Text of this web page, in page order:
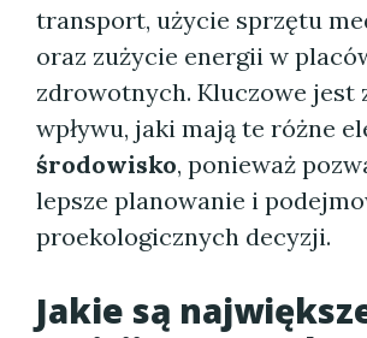
transport, użycie sprzętu
oraz zużycie energii w
zdrowotnych. Kluczowe jest
wpływu, jaki mają te różne
środowisko, ponieważ
lepsze planowanie i
proekologicznych decyzji.
Jakie są